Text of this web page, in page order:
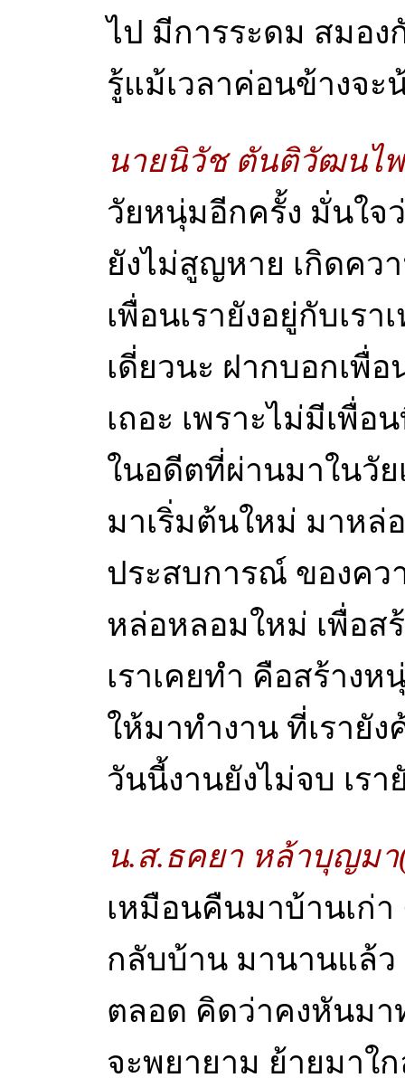
ไป มีการระดม สมอ
รู้แม้เวลาค่อนข้างจ
นายนิวัช ตันติวัฒนไ
วัยหนุ่มอีกครั้ง มั่นใจว่
ยังไม่สูญหาย เกิดคว
เพื่อนเรายังอยู่กับเร
เดี่ยวนะ ฝากบอกเพื่
เถอะ เพราะไม่มีเพื่อ
ในอดีตที่ผ่านมาในวัย
มาเริ่มต้นใหม่ มาหล่
ประสบการณ์ ของคว
หล่อหลอมใหม่ เพื่อส
เราเคยทำ คือสร้าง
ให้มาทำงาน ที่เรายัง
วันนี้งานยังไม่จบ เร
น.ส.ธคยา หล้าบุญม
เหมือนคืนมาบ้านเก่
กลับบ้าน มานานแล้ว
ตลอด คิดว่าคงหันมา
จะพยายาม ย้ายมาใ